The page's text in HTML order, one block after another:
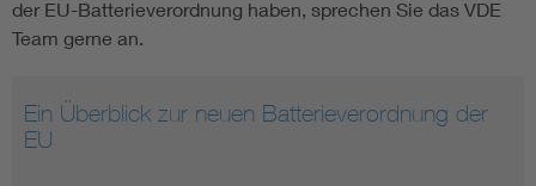
der EU-Batterieverordnung haben, sprechen Sie das VDE
Team gerne an.
Ein Überblick zur neuen Batterieverordnung der
EU